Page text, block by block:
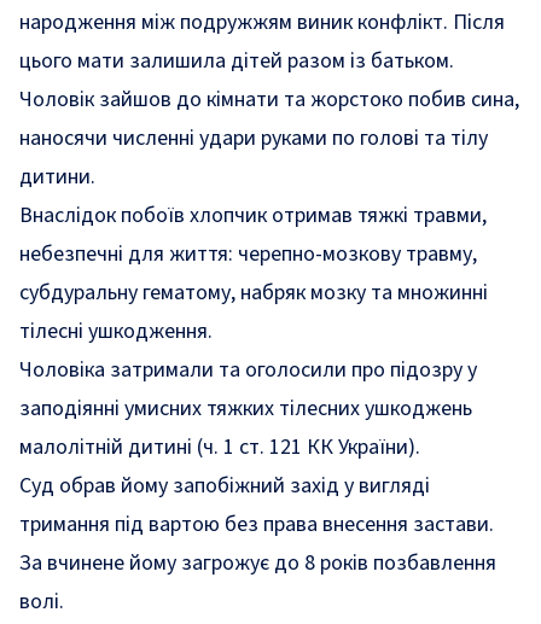
народження між подружжям виник конфлікт. Після
цього мати залишила дітей разом із батьком.
Чоловік зайшов до кімнати та жорстоко побив сина,
наносячи численні удари руками по голові та тілу
дитини.
Внаслідок побоїв хлопчик отримав тяжкі травми,
небезпечні для життя: черепно-мозкову травму,
субдуральну гематому, набряк мозку та множинні
тілесні ушкодження.
Чоловіка затримали та оголосили про підозру у
заподіянні умисних тяжких тілесних ушкоджень
малолітній дитині (ч. 1 ст. 121 КК України).
Суд обрав йому запобіжний захід у вигляді
тримання під вартою без права внесення застави.
За вчинене йому загрожує до 8 років позбавлення
волі.